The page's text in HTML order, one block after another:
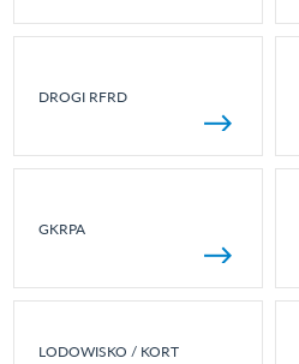
DROGI RFRD
GKRPA
LODOWISKO / KORT